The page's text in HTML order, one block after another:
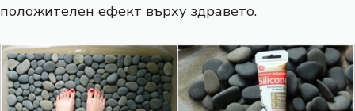
положителен ефект върху здравето.